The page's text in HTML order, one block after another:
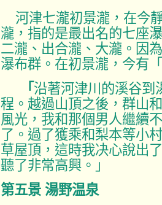
河津七瀧初景瀧，在今
瀧，指的是最出名的七座
二瀧、出合瀧、大瀧。因
瀑布群。在初景瀧，今有
「 沿著河津川的溪谷到
程。越過山頂之後，群山
風光，我和那個男人繼續
了。過了獲乘和梨本等小
草屋頂，這時我决心說出
聽了非常高興。」
第五景 湯野温泉